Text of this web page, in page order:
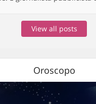
View all posts
Oroscopo